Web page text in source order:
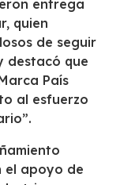
entrega
quien
de seguir
destacó que
País
al esfuerzo
el apoyo de